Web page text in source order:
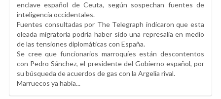
enclave español de Ceuta, según sospechan fuentes de
inteligencia occidentales.
Fuentes consultadas por The Telegraph indicaron que esta
oleada migratoria podría haber sido una represalia en medio
de las tensiones diplomáticas con España.
Se cree que funcionarios marroquíes están descontentos
con Pedro Sánchez, el presidente del Gobierno español, por
su búsqueda de acuerdos de gas con la Argelia rival.
Marruecos ya había...